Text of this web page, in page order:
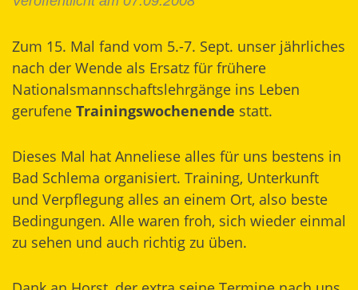
Zum 15. Mal fand vom 5.-7. Sept. unser jährliches
nach der Wende als Ersatz für frühere
Nationalsmannschaftslehrgänge ins Leben
gerufene Trainingswochenende statt.
Dieses Mal hat Anneliese alles für uns bestens in
Bad Schlema organisiert. Training, Unterkunft
und Verpflegung alles an einem Ort, also beste
Bedingungen. Alle waren froh, sich wieder einmal
zu sehen und auch richtig zu üben.